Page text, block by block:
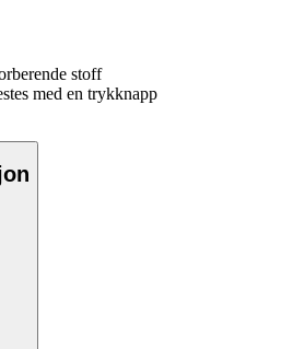
stoff
med en trykknapp